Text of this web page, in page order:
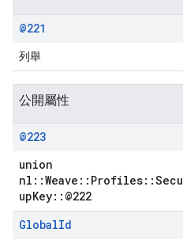
@221
列舉
公開屬性
@223
union
upKey::@222
GlobalId